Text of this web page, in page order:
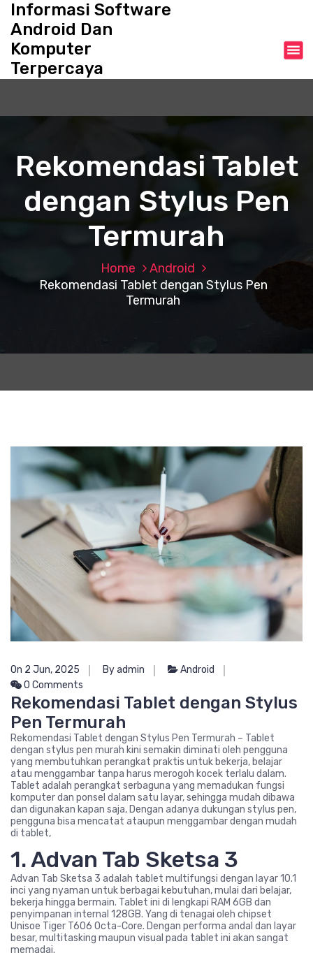
o
Informasi Software
Android Dan
Komputer
Terpercaya
Rekomendasi Tablet
dengan Stylus Pen
Termurah
Home
Android
Rekomendasi Tablet dengan Stylus Pen
Termurah
On 2 Jun, 2025 By admin
Android
0 Comments
Rekomendasi Tablet dengan Stylus
Pen Termurah
Rekomendasi Tablet dengan Stylus Pen Termurah – Tablet
dengan stylus pen murah kini semakin diminati oleh pengguna
yang membutuhkan perangkat praktis untuk bekerja, belajar
atau menggambar tanpa harus merogoh kocek terlalu dalam.
Tablet adalah perangkat serbaguna yang memadukan fungsi
komputer dan ponsel dalam satu layar, sehingga mudah dibawa
dan digunakan kapan saja, Dengan adanya dukungan stylus pen,
pengguna bisa mencatat ataupun menggambar dengan mudah
di tablet,
1. Advan Tab Sketsa 3
Advan Tab Sketsa 3 adalah tablet multifungsi dengan layar 10.1
inci yang nyaman untuk berbagai kebutuhan, mulai dari belajar,
bekerja hingga bermain. Tablet ini di lengkapi RAM 6GB dan
penyimpanan internal 128GB. Yang di tenagai oleh chipset
Unisoe Tiger T606 Octa-Core. Dengan performa andal dan layar
besar, multitasking maupun visual pada tablet ini akan sangat
memadai.